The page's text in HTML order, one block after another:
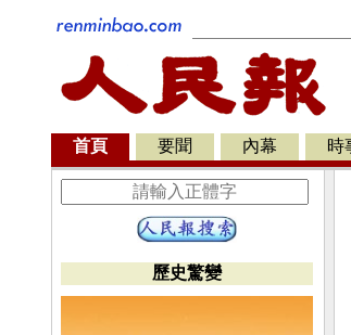
首頁 要聞 內幕 時
歷史驚變